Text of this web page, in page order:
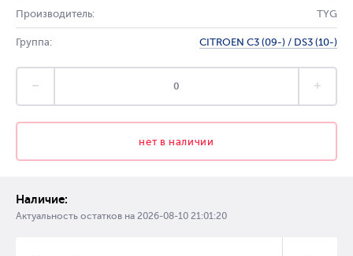
Производитель: TYG
Группа: CITROEN C3 (09-) / DS3 (10-)
нет в наличии
Наличие:
Актуальность остатков на 2026-08-10 21:01:20